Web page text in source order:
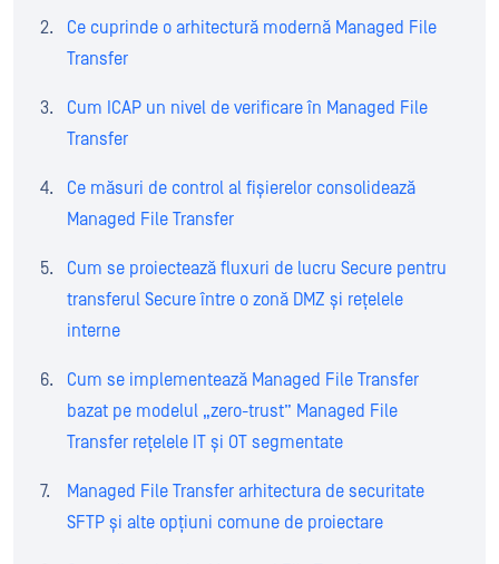
Ce cuprinde o arhitectură modernă Managed File
Transfer
Cum ICAP un nivel de verificare în Managed File
Transfer
Ce măsuri de control al fișierelor consolidează
Managed File Transfer
Cum se proiectează fluxuri de lucru Secure pentru
transferul Secure între o zonă DMZ și rețelele
interne
Cum se implementează Managed File Transfer
bazat pe modelul „zero-trust” Managed File
Transfer rețelele IT și OT segmentate
Managed File Transfer arhitectura de securitate
SFTP și alte opțiuni comune de proiectare